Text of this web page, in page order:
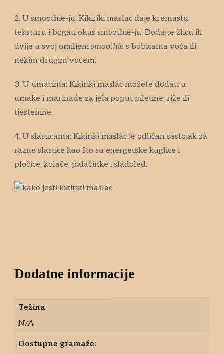
2. U smoothie-ju: Kikiriki maslac daje kremastu
teksturu i bogati okus smoothie-ju. Dodajte žlicu ili
dvije u svoj omiljeni smoothie s bobicama voća ili
nekim drugim voćem.
3. U umacima: Kikiriki maslac možete dodati u
umake i marinade za jela poput piletine, riže ili
tjestenine.
4. U slasticama: Kikiriki maslac je odličan sastojak za
razne slastice kao što su energetske kuglice i
pločice, kolače, palačinke i sladoled.
Dodatne informacije
Težina
N/A
Dostupne gramaže: